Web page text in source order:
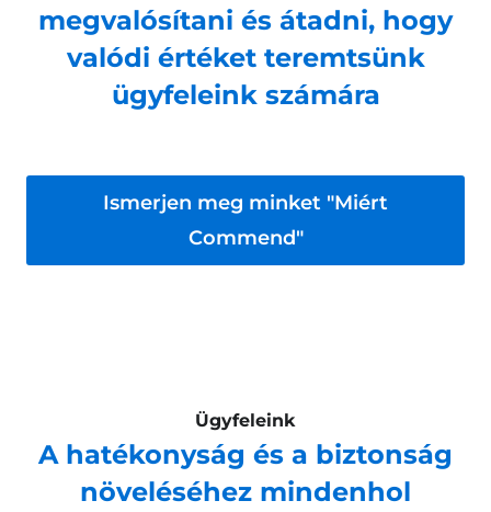
megvalósítani és átadni, hogy
valódi értéket teremtsünk
ügyfeleink számára
Ismerjen meg minket "Miért
Commend"
Ügyfeleink
A hatékonyság és a biztonság
növeléséhez mindenhol